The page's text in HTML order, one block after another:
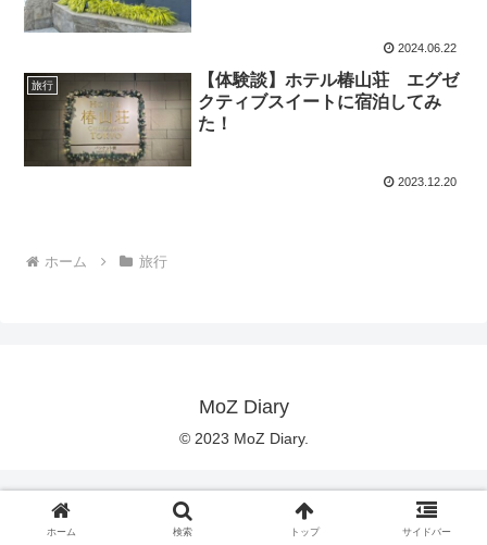
2024.06.22
旅行
【体験談】ホテル椿山荘 エグゼ
クティブスイートに宿泊してみ
た！
2023.12.20
ホーム 旅行
MoZ Diary
© 2023 MoZ Diary.
ホーム 検索 トップ サイドバー